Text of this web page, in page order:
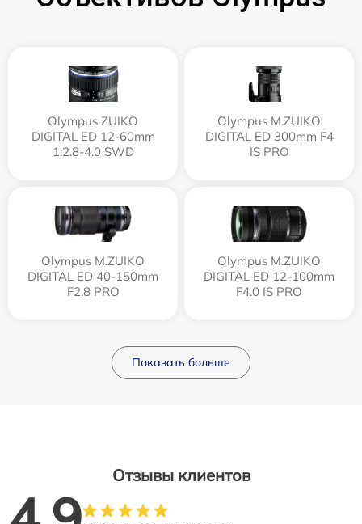
Olympus ZUIKO
DIGITAL ED 12-60mm
1:2.8-4.0 SWD
Olympus M.ZUIKO
DIGITAL ED 300mm F4
IS PRO
Olympus M.ZUIKO
DIGITAL ED 40-150mm
F2.8 PRO
Olympus M.ZUIKO
DIGITAL ED 12‑100mm
F4.0 IS PRO
Показать больше
Отзывы клиентов